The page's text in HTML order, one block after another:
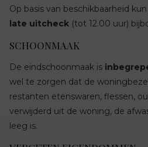
Op basis van beschikbaarheid
late uitcheck (tot 12.00 uur)
SCHOONMAAK
De eindschoonmaak is
wel te zorgen dat de
restanten etenswaren, flessen,
verwijderd uit de woning, de
leeg is.